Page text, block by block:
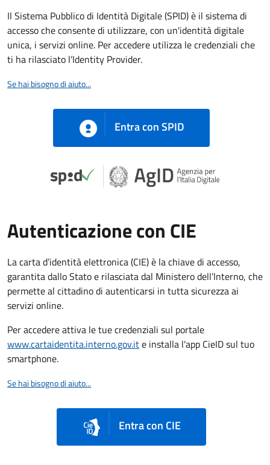
Il Sistema Pubblico di Identità Digitale (SPID) è il sistema di
accesso che consente di utilizzare, con un'identità digitale
unica, i servizi online. Per accedere utilizza le credenziali che
ti ha rilasciato l’Identity Provider.
Se hai bisogno di aiuto...
Entra con SPID
Autenticazione con CIE
La carta d’identità elettronica (CIE) è la chiave di accesso,
garantita dallo Stato e rilasciata dal Ministero dell’Interno, che
permette al cittadino di autenticarsi in tutta sicurezza ai
servizi online.
Per accedere attiva le tue credenziali sul portale
www.cartaidentita.interno.gov.ite installa l'app CieID sul tuo
smartphone.
Se hai bisogno di aiuto...
Entra con CIE